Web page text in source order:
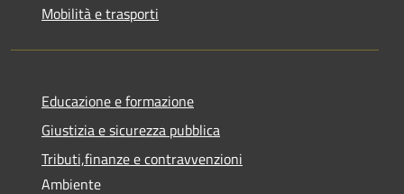
Mobilità e trasporti
Educazione e formazione
Giustizia e sicurezza pubblica
Tributi,finanze e contravvenzioni
Ambiente